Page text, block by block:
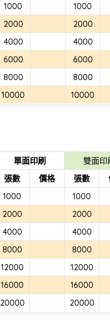
1000
1000
2000
2000
4000
4000
6000
6000
8000
8000
10000
10000
單面印刷
雙面印
張數
價格 張數
1000
1000
2000
2000
4000
4000
8000
8000
12000
12000
16000
16000
20000
20000